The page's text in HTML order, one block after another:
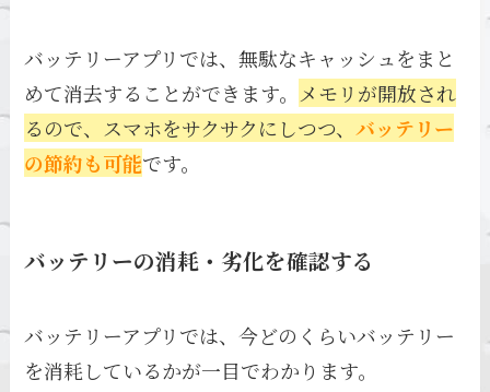
バッテリーアプリでは、無駄なキャッシュをまと
めて消去することができます。 メモリが開放され
るので、スマホをサクサクにしつつ、バッテリー
の節約も可能です。
バッテリーの消耗・劣化を確認する
バッテリーアプリでは、今どのくらいバッテリー
を消耗しているかが一目でわかります。